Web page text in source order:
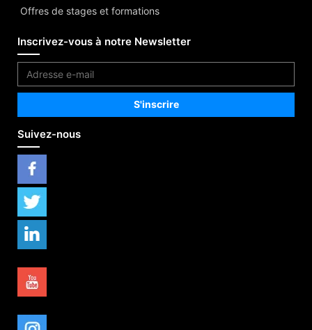
Offres de stages et formations
Inscrivez-vous à notre Newsletter
Suivez-nous